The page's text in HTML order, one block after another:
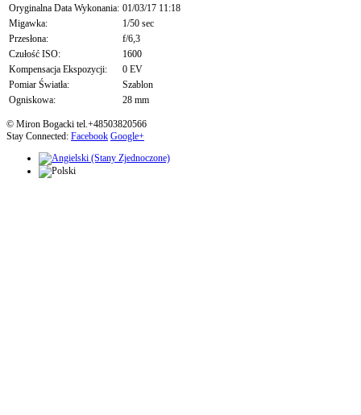
Oryginalna Data Wykonania: 01/03/17 11:18
Migawka:
1/50 sec
Przesłona:
f/6,3
Czułość ISO:
1600
Kompensacja Ekspozycji:
0 EV
Pomiar Światła:
Szablon
Ogniskowa:
28 mm
© Miron Bogacki tel.+48503820566
Stay Connected: Facebook Google+